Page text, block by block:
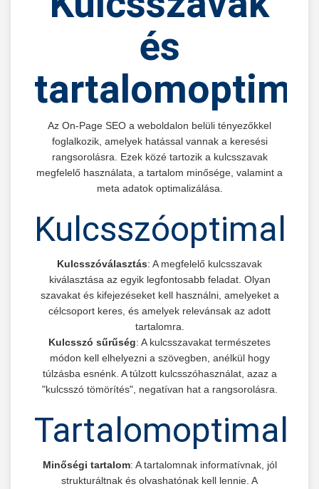
és
Az On-Page SEO a weboldalon belüli tényezőkkel
foglalkozik, amelyek hatással vannak a keresési
rangsorolásra. Ezek közé tartozik a kulcsszavak
megfelelő használata, a tartalom minősége, valamint a
meta adatok optimalizálása.
Kulcsszóválasztás: A megfelelő kulcsszavak
kiválasztása az egyik legfontosabb feladat. Olyan
szavakat és kifejezéseket kell használni, amelyeket a
célcsoport keres, és amelyek relevánsak az adott
tartalomra.
Kulcsszó sűrűség: A kulcsszavakat természetes
módon kell elhelyezni a szövegben, anélkül hogy
túlzásba esnénk. A túlzott kulcsszóhasználat, azaz a
"kulcsszó tömörítés", negatívan hat a rangsorolásra.
Minőségi tartalom: A tartalomnak informatívnak, jól
strukturáltnak és olvashatónak kell lennie. A